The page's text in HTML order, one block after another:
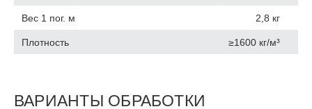
Вес 1 пог. м 2,8 кг
Плотность ≥1600 кг/м³
ВАРИАНТЫ ОБРАБОТКИ